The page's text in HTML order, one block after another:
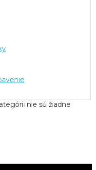
nie sú žiadne